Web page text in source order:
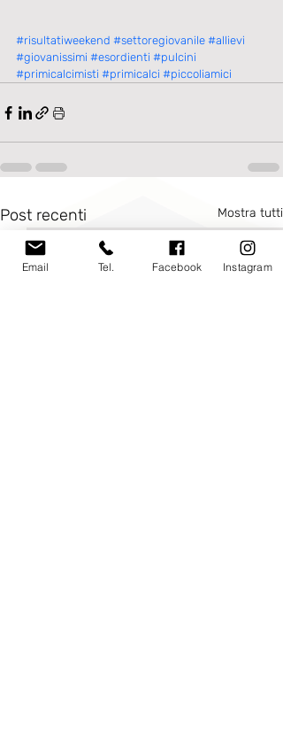
#risultatiweekend #settoregiovanile #allievi
#giovanissimi #esordienti #pulcini
#primicalcimisti #primicalci #piccoliamici
Post recenti Mostra tutti
Email Tel. Facebook Instagram